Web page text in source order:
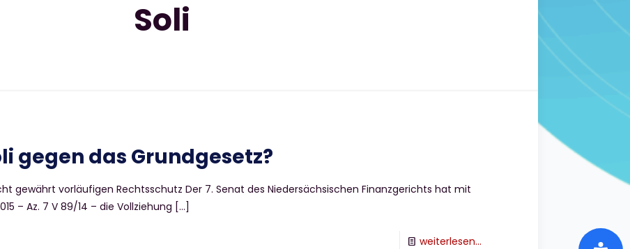
Soli
gegen das Grundgesetz?
gewährt vorläufigen Rechtsschutz Der 7. Senat des Niedersächsischen Finanzgerichts hat mit
– Az. 7 V 89/14 – die Vollziehung […]
weiterlesen...